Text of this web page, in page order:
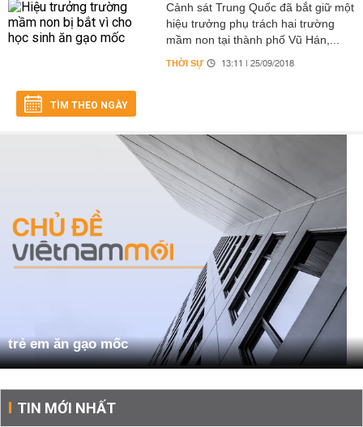
Cảnh sát Trung Quốc đã bắt giữ một
hiệu trưởng phụ trách hai trường
mầm non tại thành phố Vũ Hán,...
THỜI SỰ 13:11 | 25/09/2018
TÌM THEO NGÀY
trẻ em ăn gạo mốc
TIN MỚI NHẤT